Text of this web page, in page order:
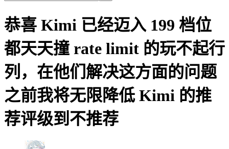
恭喜 Kimi 已经迈入 199 档位
都天天撞 rate limit 的玩不起行
列，在他们解决这方面的问题
之前我将无限降低 Kimi 的推
荐评级到不推荐